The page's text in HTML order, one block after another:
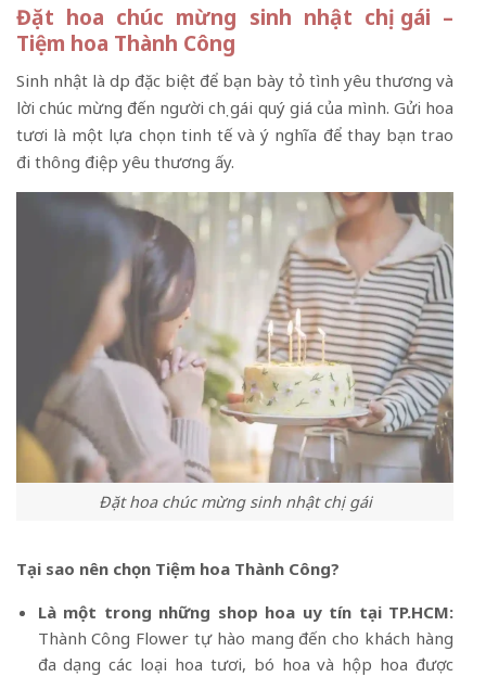
Đặt hoa chúc mừng sinh nhật chị gái –
Tiệm hoa Thành Công
Sinh nhật là dịp đặc biệt để bạn bày tỏ tình yêu thương và
lời chúc mừng đến người chị gái quý giá của mình. Gửi hoa
tươi là một lựa chọn tinh tế và ý nghĩa để thay bạn trao
đi thông điệp yêu thương ấy.
Đặt hoa chúc mừng sinh nhật chị gái
Tại sao nên chọn Tiệm hoa Thành Công?
Là một trong những shop hoa uy tín tại TP.HCM:
Thành Công Flower tự hào mang đến cho khách hàng
đa dạng các loại hoa tươi, bó hoa và hộp hoa được